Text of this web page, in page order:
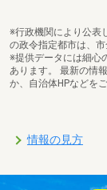
※行政機関により公表
の政令指定都市は、
※提供データには細心
あります。 最新の情
か、自治体HPなどを
情報の見方